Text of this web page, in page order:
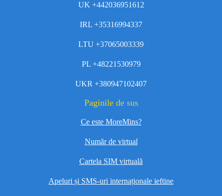
UK +442036951612
IRL +35316994337
LTU +37065003339
PL +48221530979
UKR +380947102407
Paginile de sus
Ce este MoreMins?
Număr de virtual
Cartela SIM virtuală
Apeluri și SMS-uri internaționale ieftine